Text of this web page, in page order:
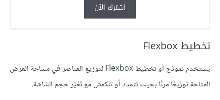
اشترك الآن
تخطيط Flexbox
يستخدم نموذج أو تخطيط Flexbox لتوزيع العناصر في مساحة العرض
المتاحة توزيعًا مرنًا بحيث تتمدد أو تنكمش مع تَغَيُّر حجم الشاشة.